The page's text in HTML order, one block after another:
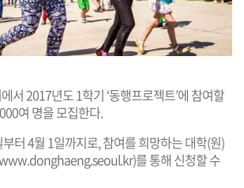
서 2017년도 1학기 ‘동행프로젝트’에 참여할
여 명을 모집한다.
터 4월 1일까지로, 참여를 희망하는 대학(원)
)를 통해 신청할 수